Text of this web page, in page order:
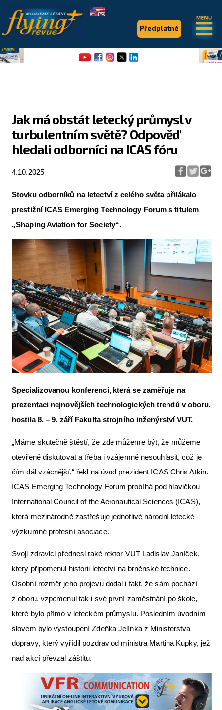
Jak má obstát letecký průmysl v
turbulentním světě? Odpověď
hledali odborníci na ICAS fóru
4.10.2025
Stovku odborníků na letectví z celého světa přilákalo
prestižní ICAS Emerging Technology Forum s titulem
„Shaping Aviation for Society“.
Specializovanou konferenci, která se zaměřuje na
prezentaci nejnovějších technologických trendů v oboru,
hostila 8. – 9. září Fakulta strojního inženýrství VUT.
„Máme skutečně štěstí, že zde můžeme být, že můžeme
otevřeně diskutovat a třeba i vzájemně nesouhlasit, což je
čím dál vzácnější,“ řekl na úvod prezident ICAS Chris Atkin.
ICAS Emerging Technology Forum probíhá pod hlavičkou
International Council of the Aeronautical Sciences (ICAS),
která mezinárodně zastřešuje jednotlivé národní letecké
výzkumné profesní asociace.
Svoji zdravici přednesl také rektor VUT Ladislav Janíček,
který připomenul historii letectví na brněnské technice.
Osobní rozměr jeho projevu dodal i fakt, že sám pochází
z oboru, vzpomenul tak i své první zaměstnání po škole,
které bylo přímo v leteckém průmyslu. Posledním úvodním
slovem bylo vystoupení Zdeňka Jelínka z Ministerstva
dopravy, který vyřídil pozdrav od ministra Martina Kupky, jež
nad akcí převzal záštitu.
Předplatné
.
Flying Revue
Články
Pro piloty
Série & speciály
Aktuální FR + archiv
Letecká muzea
VFR Communication app
The SAFE Guide app
Nabídky práce v letectví
Inzerujte s námi
E-SHOP